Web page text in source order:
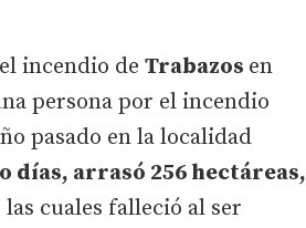
incendio de Trabazos en
persona por el incendio
pasado en la localidad
días, arrasó 256 hectáreas,
las cuales falleció al ser